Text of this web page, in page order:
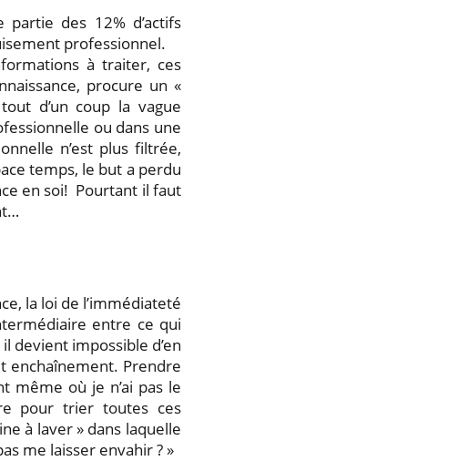
des 12% d’actifs
professionnel.
à traiter, ces
procure un «
d’un coup la vague
ou dans une
n’est plus filtrée,
temps, le but a perdu
en soi! Pourtant il faut
la loi de l’immédiateté
entre ce qui
devient impossible d’en
enchaînement. Prendre
même où je n’ai pas le
pour trier toutes ces
à laver » dans laquelle
me laisser envahir ? »